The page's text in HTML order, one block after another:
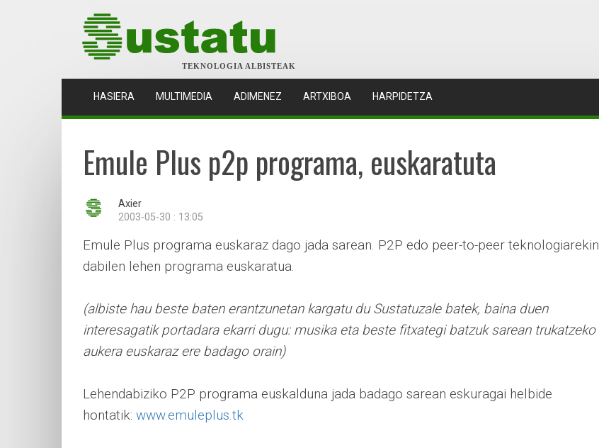
TEKNOLOGIA ALBISTEAK
HASIERA (CURRENT)
MULTIMEDIA ADIMENEZ ARTXIBOA HARPIDETZA
Emule Plus p2p programa, euskaratuta
Axier
2003-05-30 : 13:05
Emule Plus programa euskaraz dago jada sarean. P2P edo peer-to-peer teknologiarekin
dabilen lehen programa euskaratua.
(albiste hau beste baten erantzunetan kargatu du Sustatuzale batek, baina duen
interesagatik portadara ekarri dugu: musika eta beste fitxategi batzuk sarean trukatzeko
aukera euskaraz ere badago orain)
Lehendabiziko P2P programa euskalduna jada badago sarean eskuragai helbide
hontatik: www.emuleplus.tk